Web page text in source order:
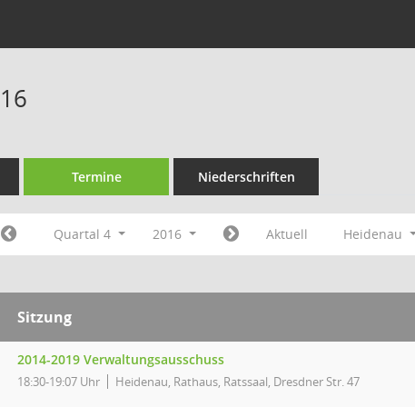
Termine Niederschriften
Quartal 4 2016 Aktuell Heidenau
Sitzung
2014-2019 Verwaltungsausschuss
18:30-19:07 Uhr Heidenau, Rathaus, Ratssaal, Dresdner Str. 47